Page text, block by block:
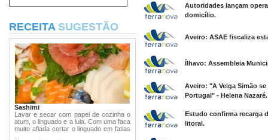
RECEITA SUGESTÃO
Sashimi
Lavar e secar com papel de cozinha o
atum, o linguado e a lula. Com uma faca
muito afiada cortar o linguado em fatias
Autoridades lançam
domicílio.
Aveiro: ASAE fiscaliza
Ílhavo: Assembleia
Aveiro: "A Veiga Simão
Portugal" - Helena Nazaré.
Estudo confirma recarga
litoral.